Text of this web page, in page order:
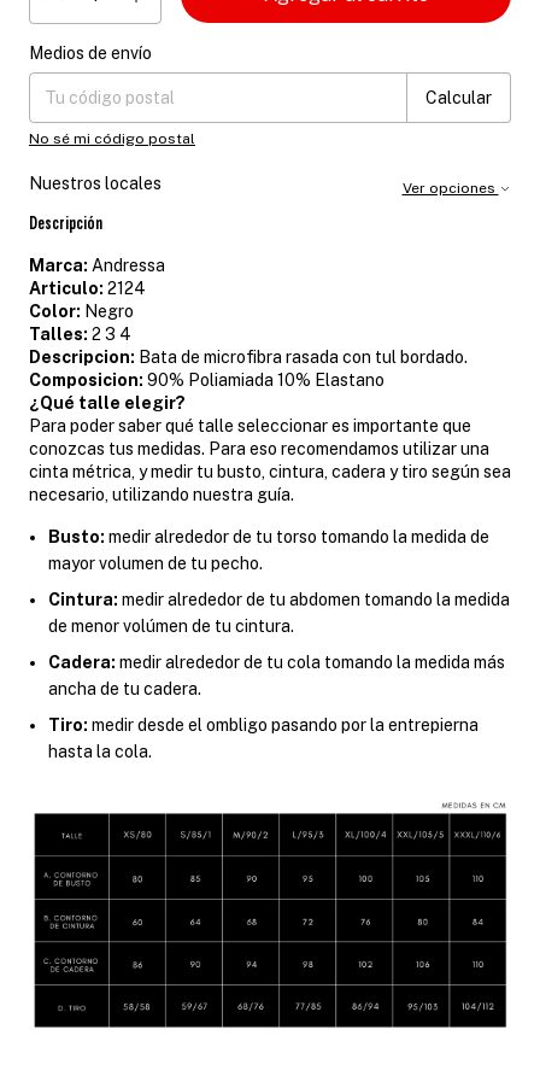
Entregas para el CP:
Medios de envío
Calcular
No sé mi código postal
Nuestros locales Ver opciones
Descripción
Marca: Andressa
Articulo: 2124
Color: Negro
Talles: 2 3 4
Descripcion: Bata de microfibra rasada con tul bordado.
Composicion: 90% Poliamiada 10% Elastano
¿Qué talle elegir?
Para poder saber qué talle seleccionar es importante que
conozcas tus medidas. Para eso recomendamos utilizar una
cinta métrica, y medir tu busto, cintura, cadera y tiro según sea
necesario, utilizando nuestra guía.
Busto: medir alrededor de tu torso tomando la medida de
mayor volumen de tu pecho.
Cintura: medir alrededor de tu abdomen tomando la medida
de menor volúmen de tu cintura.
Cadera: medir alrededor de tu cola tomando la medida más
ancha de tu cadera.
Tiro: medir desde el ombligo pasando por la entrepierna
hasta la cola.